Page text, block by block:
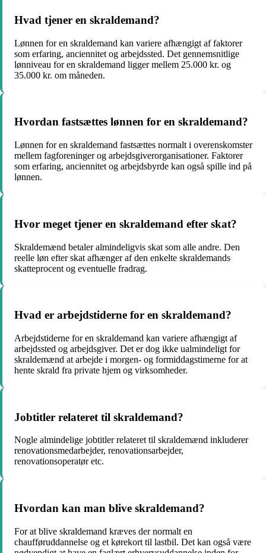
Hvad tjener en skraldemand?
Lønnen for en skraldemand kan variere afhængigt af faktorer
som erfaring, anciennitet og arbejdssted. Det gennemsnitlige
lønniveau for en skraldemand ligger mellem 25.000 kr. og
35.000 kr. om måneden.
Hvordan fastsættes lønnen for en skraldemand?
Lønnen for en skraldemand fastsættes normalt i overenskomster
mellem fagforeninger og arbejdsgiverorganisationer. Faktorer
som erfaring, anciennitet og arbejdsbyrde kan også spille ind på
lønnen.
Hvor meget tjener en skraldemand efter skat?
Skraldemænd betaler almindeligvis skat som alle andre. Den
reelle løn efter skat afhænger af den enkelte skraldemands
skatteprocent og eventuelle fradrag.
Hvad er arbejdstiderne for en skraldemand?
Arbejdstiderne for en skraldemand kan variere afhængigt af
arbejdssted og arbejdsgiver. Det er dog ikke ualmindeligt for
skraldemænd at arbejde i morgen- og formiddagstimerne for at
hente skrald fra private hjem og virksomheder.
Jobtitler relateret til skraldemand?
Nogle almindelige jobtitler relateret til skraldemænd inkluderer
renovationsmedarbejder, renovationsarbejder,
renovationsoperatør etc.
Hvordan kan man blive skraldemand?
For at blive skraldemand kræves der normalt en
chaufføruddannelse og et kørekort til lastbil. Det kan også være